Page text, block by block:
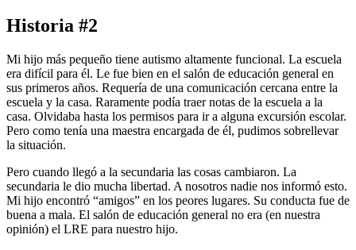
Historia #2
Mi hijo más pequeño tiene autismo altamente funcional. La escuela
era difícil para él. Le fue bien en el salón de educación general en
sus primeros años. Requería de una comunicación cercana entre la
escuela y la casa. Raramente podía traer notas de la escuela a la
casa. Olvidaba hasta los permisos para ir a alguna excursión escolar.
Pero como tenía una maestra encargada de él, pudimos sobrellevar
la situación.
Pero cuando llegó a la secundaria las cosas cambiaron. La
secundaria le dio mucha libertad. A nosotros nadie nos informó esto.
Mi hijo encontró “amigos” en los peores lugares. Su conducta fue de
buena a mala. El salón de educación general no era (en nuestra
opinión) el LRE para nuestro hijo.